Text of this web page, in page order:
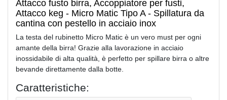
Attacco fusto birra, Accoppiatore per fusti,
Attacco keg - Micro Matic Tipo A - Spillatura da
cantina con pestello in acciaio inox
La testa del rubinetto Micro Matic è un vero must per ogni
amante della birra! Grazie alla lavorazione in acciaio
inossidabile di alta qualità, è perfetto per spillare birra o altre
bevande direttamente dalla botte.
Caratteristiche: